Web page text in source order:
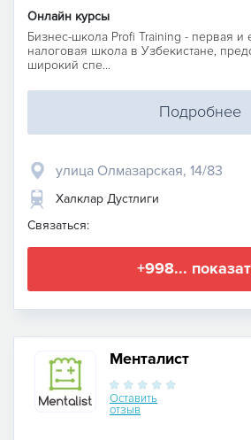
Онлайн курсы
Бизнес-школа Profi Training - первая и
налоговая школа в Узбекистане,
широкий спе...
Подробнее
улица Олмазарская, 14/83
Халклар Дустлиги
Связаться:
+998...
Менталист
Оставить
отзыв